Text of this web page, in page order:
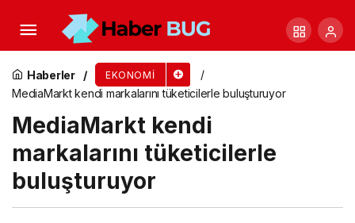
Haberler EKONOMI
MediaMarkt kendi markalarını tüketicilerle buluşturuyor
MediaMarkt kendi
markalarını tüketicilerle
buluşturuyor
Türk narenciye sektörü, Irak’ı yakınlaştırdı ve
yüzde 399’luk ihracat artış rekoru kırdı